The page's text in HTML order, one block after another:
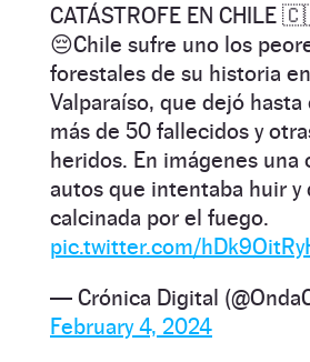
CATÁSTROFE EN CHILE
😔Chile sufre uno los
forestales de su historia
Valparaíso, que dejó
más de 50 fallecidos y
heridos. En imágenes una
autos que intentaba huir y
calcinada por el fuego.
pic.twitter.com/
— Crónica Digital
February 4, 2024